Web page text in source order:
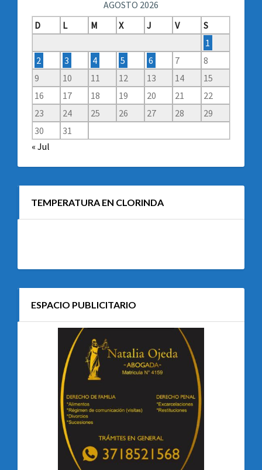
AGOSTO 2026
D
L M X J V
S
1
2
3 4 5 6 7
8
9
10 11 12 13 14
15
16
17 18 19 20 21
22
23
24 25 26 27 28
29
30
31
« Jul
TEMPERATURA EN CLORINDA
ESPACIO PUBLICITARIO